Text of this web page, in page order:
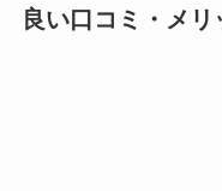
良い口コミ・メリ